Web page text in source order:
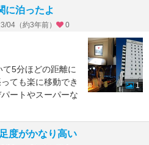
に泊ったよ
04（約3年前） 0
5分ほどの距離に
ても楽に移動でき
ートやスーパーな
1
度がかなり高い